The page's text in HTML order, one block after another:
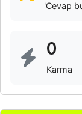
'Cevap
0
Karma